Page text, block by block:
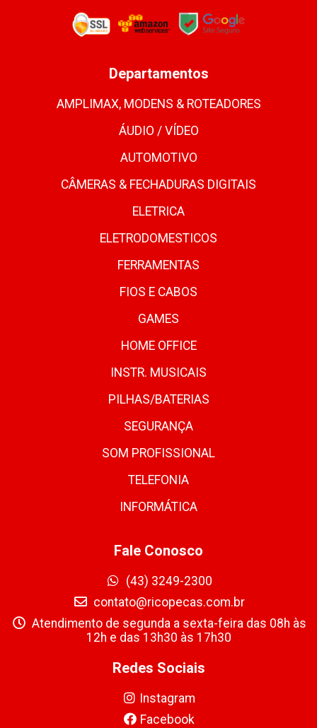
Departamentos
AMPLIMAX, MODENS & ROTEADORES
ÁUDIO / VÍDEO
AUTOMOTIVO
CÂMERAS & FECHADURAS DIGITAIS
ELETRICA
ELETRODOMESTICOS
FERRAMENTAS
FIOS E CABOS
GAMES
HOME OFFICE
INSTR. MUSICAIS
PILHAS/BATERIAS
SEGURANÇA
SOM PROFISSIONAL
TELEFONIA
INFORMÁTICA
Fale Conosco
(43) 3249-2300
contato@ricopecas.com.br
Atendimento de segunda a sexta-feira das 08h às
12h e das 13h30 às 17h30
Redes Sociais
Instagram
Facebook